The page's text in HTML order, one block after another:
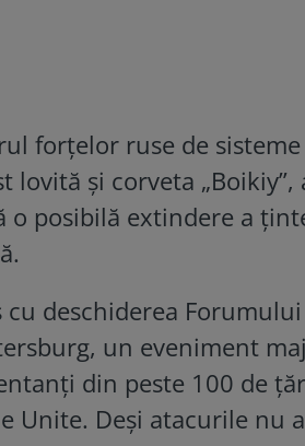
forțelor ruse de
și corveta „Boikiy”,
o posibilă extindere a
deschiderea
un eveniment
din peste 100 de
Unite. Deși atacurile nu